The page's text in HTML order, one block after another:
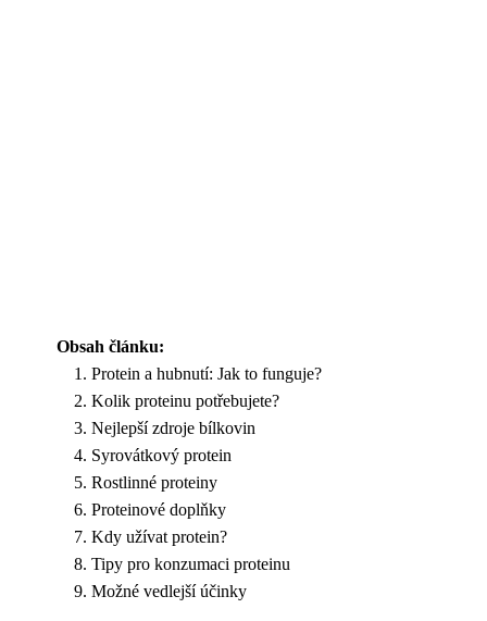
Obsah článku:
Protein a hubnutí: Jak to funguje?
Kolik proteinu potřebujete?
Nejlepší zdroje bílkovin
Syrovátkový protein
Rostlinné proteiny
Proteinové doplňky
Kdy užívat protein?
Tipy pro konzumaci proteinu
Možné vedlejší účinky